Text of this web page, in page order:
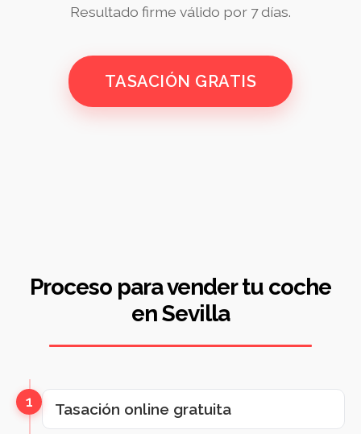
Resultado firme válido por 7 días.
TASACIÓN GRATIS
Proceso para vender tu coche
en Sevilla
1 Tasación online gratuita